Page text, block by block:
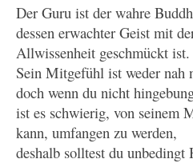
Der Guru ist der wahre
dessen erwachter Geist mit
Allwissenheit geschmückt ist.
Sein Mitgefühl ist weder nah
doch wenn du nicht
ist es schwierig, von seinem
kann, umfangen zu werden,
deshalb solltest du unbedingt